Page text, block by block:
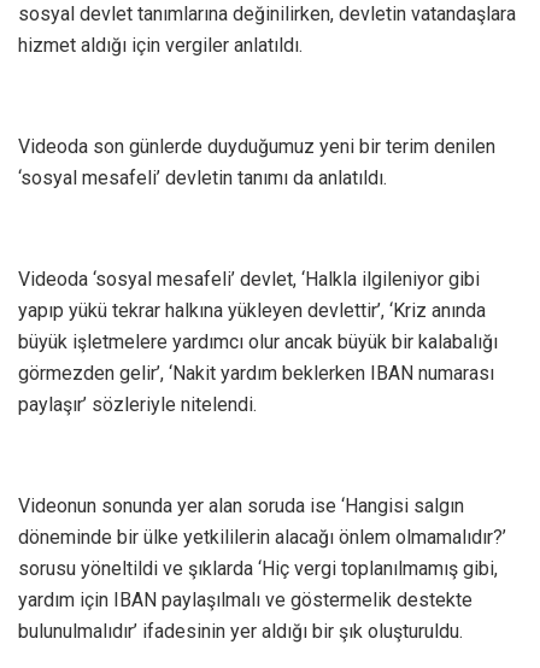
sosyal devlet tanımlarına değinilirken, devletin vatandaşlara
hizmet aldığı için vergiler anlatıldı.
Videoda son günlerde duyduğumuz yeni bir terim denilen
‘sosyal mesafeli’ devletin tanımı da anlatıldı.
Videoda ‘sosyal mesafeli’ devlet, ‘Halkla ilgileniyor gibi
yapıp yükü tekrar halkına yükleyen devlettir’, ‘Kriz anında
büyük işletmelere yardımcı olur ancak büyük bir kalabalığı
görmezden gelir’, ‘Nakit yardım beklerken IBAN numarası
paylaşır’ sözleriyle nitelendi.
Videonun sonunda yer alan soruda ise ‘Hangisi salgın
döneminde bir ülke yetkililerin alacağı önlem olmamalıdır?’
sorusu yöneltildi ve şıklarda ‘Hiç vergi toplanılmamış gibi,
yardım için IBAN paylaşılmalı ve göstermelik destekte
bulunulmalıdır’ ifadesinin yer aldığı bir şık oluşturuldu.